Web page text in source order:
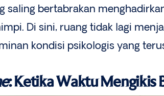
saling bertabrakan
Di sini, ruang tidak lagi
kondisi psikologis yang
: Ketika Waktu Mengikis